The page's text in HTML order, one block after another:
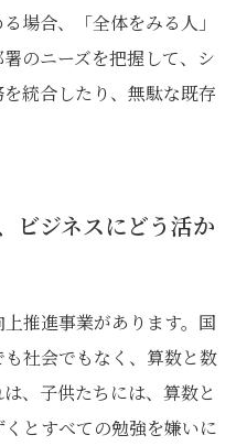
場合、「全体をみる人」
のニーズを把握して、シ
統合したり、無駄な既存
ビジネスにどう活か
推進事業があります。国
社会でもなく、算数と数
、子供たちには、算数と
とすべての勉強を嫌いに